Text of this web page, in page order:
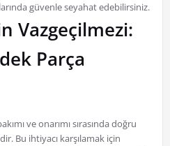
güvenle seyahat edebilirsiniz.
Vazgeçilmezi:
Parça
ve onarımı sırasında doğru
Bu ihtiyacı karşılamak için